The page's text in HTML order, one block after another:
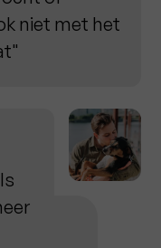
niet met het